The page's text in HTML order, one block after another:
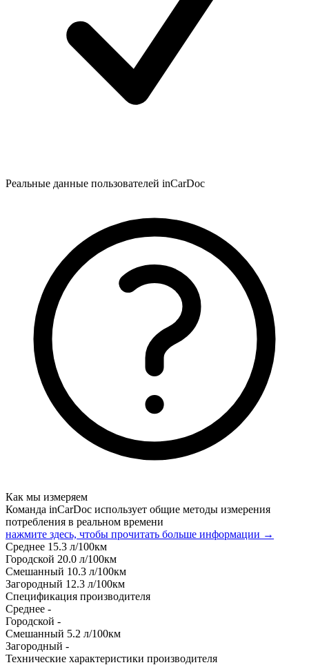
Реальные данные пользователей inCarDoc
Как мы измеряем
Команда inCarDoc использует общие методы измерения
потребления в реальном времени
нажмите здесь, чтобы прочитать больше информации →
Среднее 15.3 л/100км
Городской 20.0 л/100км
Смешанный 10.3 л/100км
Загородный 12.3 л/100км
Спецификация производителя
Среднее -
Городской -
Смешанный 5.2 л/100км
Загородный -
Технические характеристики производителя